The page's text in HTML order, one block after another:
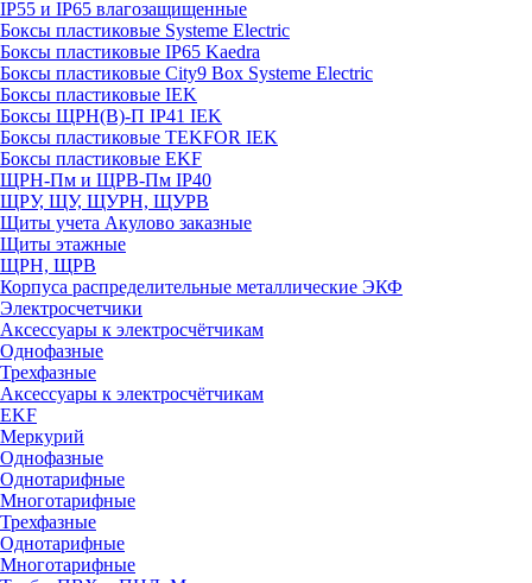
IP55 и IP65 влагозащищенные
Боксы пластиковые Systeme Electric
Боксы пластиковые IP65 Kaedra
Боксы пластиковые City9 Box Systeme Electric
Боксы пластиковые IEK
Боксы ЩРН(В)-П IP41 IEK
Боксы пластиковые TEKFOR IEK
Боксы пластиковые EKF
ЩРН-Пм и ЩРВ-Пм IP40
ЩРУ, ЩУ, ЩУРН, ЩУРВ
Щиты учета Акулово заказные
Щиты этажные
ЩРН, ЩРВ
Корпуса распределительные металлические ЭКФ
Электросчетчики
Аксессуары к электросчётчикам
Однофазные
Трехфазные
Аксессуары к электросчётчикам
EKF
Меркурий
Однофазные
Однотарифные
Многотарифные
Трехфазные
Однотарифные
Многотарифные